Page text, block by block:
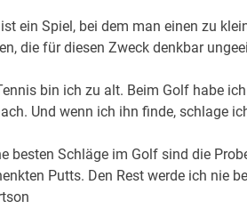
ist ein Spiel, bei dem man einen zu
die für diesen Zweck denkbar
bin ich zu alt. Beim Golf habe
Und wenn ich ihn finde, schlage
besten Schläge im Golf sind die
Putts. Den Rest werde ich nie